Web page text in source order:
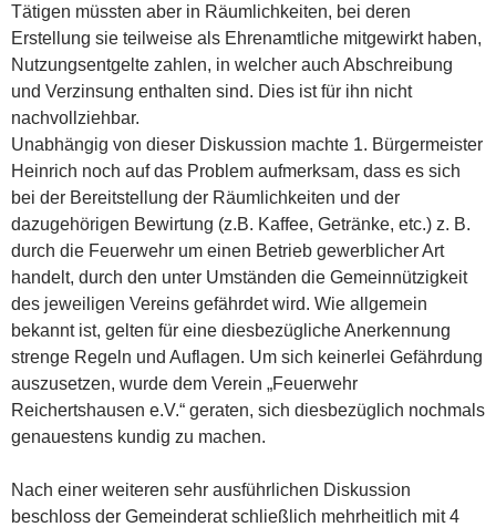
Tätigen müssten aber in Räumlichkeiten, bei deren
Erstellung sie teilweise als Ehrenamtliche mitgewirkt haben,
Nutzungsentgelte zahlen, in welcher auch Abschreibung
und Verzinsung enthalten sind. Dies ist für ihn nicht
nachvollziehbar.
Unabhängig von dieser Diskussion machte 1. Bürgermeister
Heinrich noch auf das Problem aufmerksam, dass es sich
bei der Bereitstellung der Räumlichkeiten und der
dazugehörigen Bewirtung (z.B. Kaffee, Getränke, etc.) z. B.
durch die Feuerwehr um einen Betrieb gewerblicher Art
handelt, durch den unter Umständen die Gemeinnützigkeit
des jeweiligen Vereins gefährdet wird. Wie allgemein
bekannt ist, gelten für eine diesbezügliche Anerkennung
strenge Regeln und Auflagen. Um sich keinerlei Gefährdung
auszusetzen, wurde dem Verein „Feuerwehr
Reichertshausen e.V.“ geraten, sich diesbezüglich nochmals
genauestens kundig zu machen.
Nach einer weiteren sehr ausführlichen Diskussion
beschloss der Gemeinderat schließlich mehrheitlich mit 4